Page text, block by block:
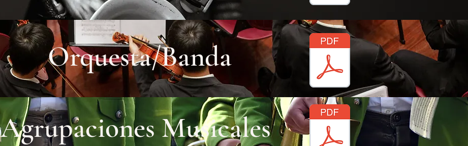
Orquesta/Banda
Agrupaciones Musicales